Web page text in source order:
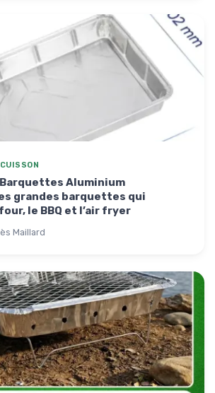
Aluminium
grandes barquettes qui
le BBQ et l’air fryer
Maillard